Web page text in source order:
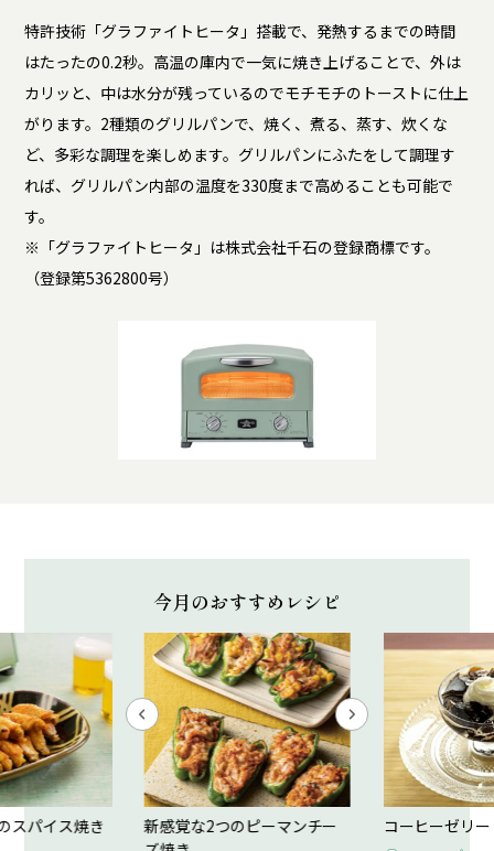
特許技術「グラファイトヒータ」搭載で、発熱するまでの時間
はたったの0.2秒。高温の庫内で一気に焼き上げることで、外は
カリッと、中は水分が残っているのでモチモチのトーストに仕上
がります。2種類のグリルパンで、焼く、煮る、蒸す、炊くな
ど、多彩な調理を楽しめます。グリルパンにふたをして調理す
れば、グリルパン内部の温度を330度まで高めることも可能で
す。
※「グラファイトヒータ」は株式会社千石の登録商標です。
（登録第5362800号）
今月のおすすめレシピ
スパイス焼き
新感覚な2つのピーマンチー
コーヒーゼリー